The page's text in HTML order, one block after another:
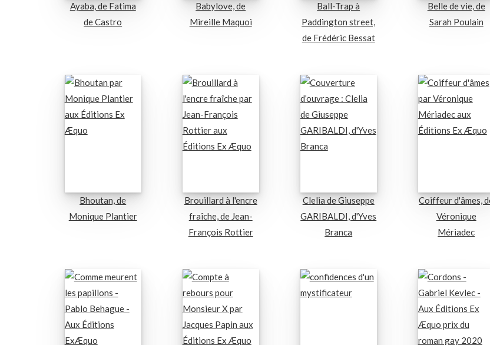
Ayaba, de Fatima
de Castro
Babylove, de
Mireille Maquoi
Ball-Trap à
Paddington street,
de Frédéric Bessat
Belle de vie, de
Sarah Poulain
Bhoutan, de
Monique Plantier
Brouillard à l'encre
fraîche, de Jean-
François Rottier
Clelia de Giuseppe
GARIBALDI, d'Yves
Branca
Coiffeur d'âmes,
Véronique
Mériadec